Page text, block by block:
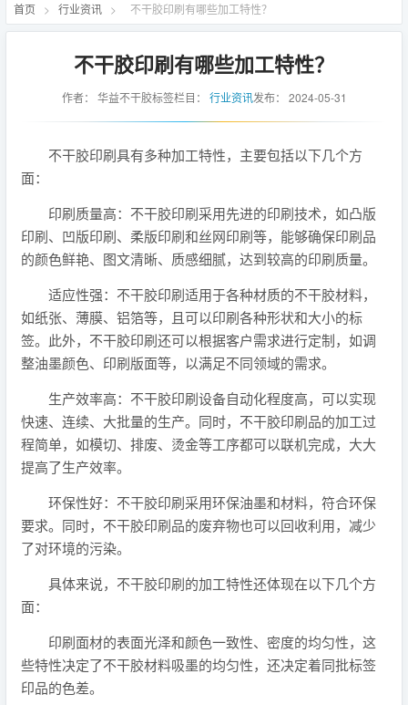
首页 > 行业资讯 > 不干胶印刷有哪些加工特性？
不干胶印刷有哪些加工特性？
作者： 华益不干胶标签栏目： 行业资讯发布： 2024-05-31
不干胶印刷具有多种加工特性，主要包括以下几个方
面：
印刷质量高：不干胶印刷采用先进的印刷技术，如凸版
印刷、凹版印刷、柔版印刷和丝网印刷等，能够确保印刷品
的颜色鲜艳、图文清晰、质感细腻，达到较高的印刷质量。
适应性强：不干胶印刷适用于各种材质的不干胶材料，
如纸张、薄膜、铝箔等，且可以印刷各种形状和大小的标
签。此外，不干胶印刷还可以根据客户需求进行定制，如调
整油墨颜色、印刷版面等，以满足不同领域的需求。
生产效率高：不干胶印刷设备自动化程度高，可以实现
快速、连续、大批量的生产。同时，不干胶印刷品的加工过
程简单，如模切、排废、烫金等工序都可以联机完成，大大
提高了生产效率。
环保性好：不干胶印刷采用环保油墨和材料，符合环保
要求。同时，不干胶印刷品的废弃物也可以回收利用，减少
了对环境的污染。
具体来说，不干胶印刷的加工特性还体现在以下几个方
面：
印刷面材的表面光泽和颜色一致性、密度的均匀性，这
些特性决定了不干胶材料吸墨的均匀性，还决定着同批标签
印品的色差。